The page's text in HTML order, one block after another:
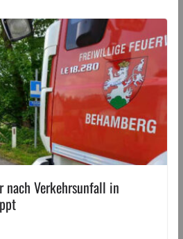
nach Verkehrsunfall in